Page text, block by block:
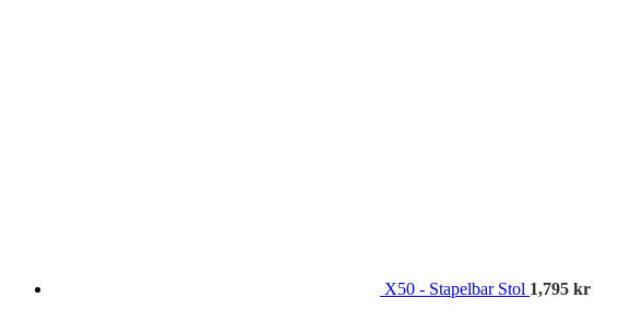
X50 - Stapelbar Stol 1,795 kr